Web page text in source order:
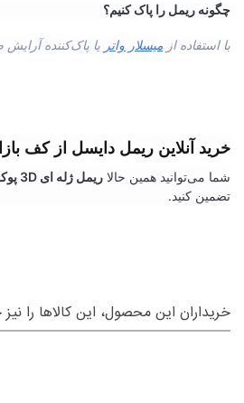
چگونه ریمل را پاک کنیم؟
با استفاده از میسلار واتر یا پاک‌کننده
خرید آنلاین ریمل دایسل از کف
شما می‌توانید همین حالا ریمل ژله ای 3D پوکه فلزی دایسل اصلی
تضمین کنید.
خریداران این محصول، این کالاها را نیز